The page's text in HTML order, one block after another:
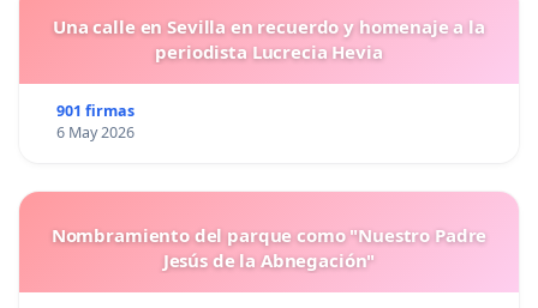
Una calle en Sevilla en recuerdo y homenaje a la
periodista Lucrecia Hevia
901 firmas
6 May 2026
Nombramiento del parque como "Nuestro Padre
Jesús de la Abnegación"